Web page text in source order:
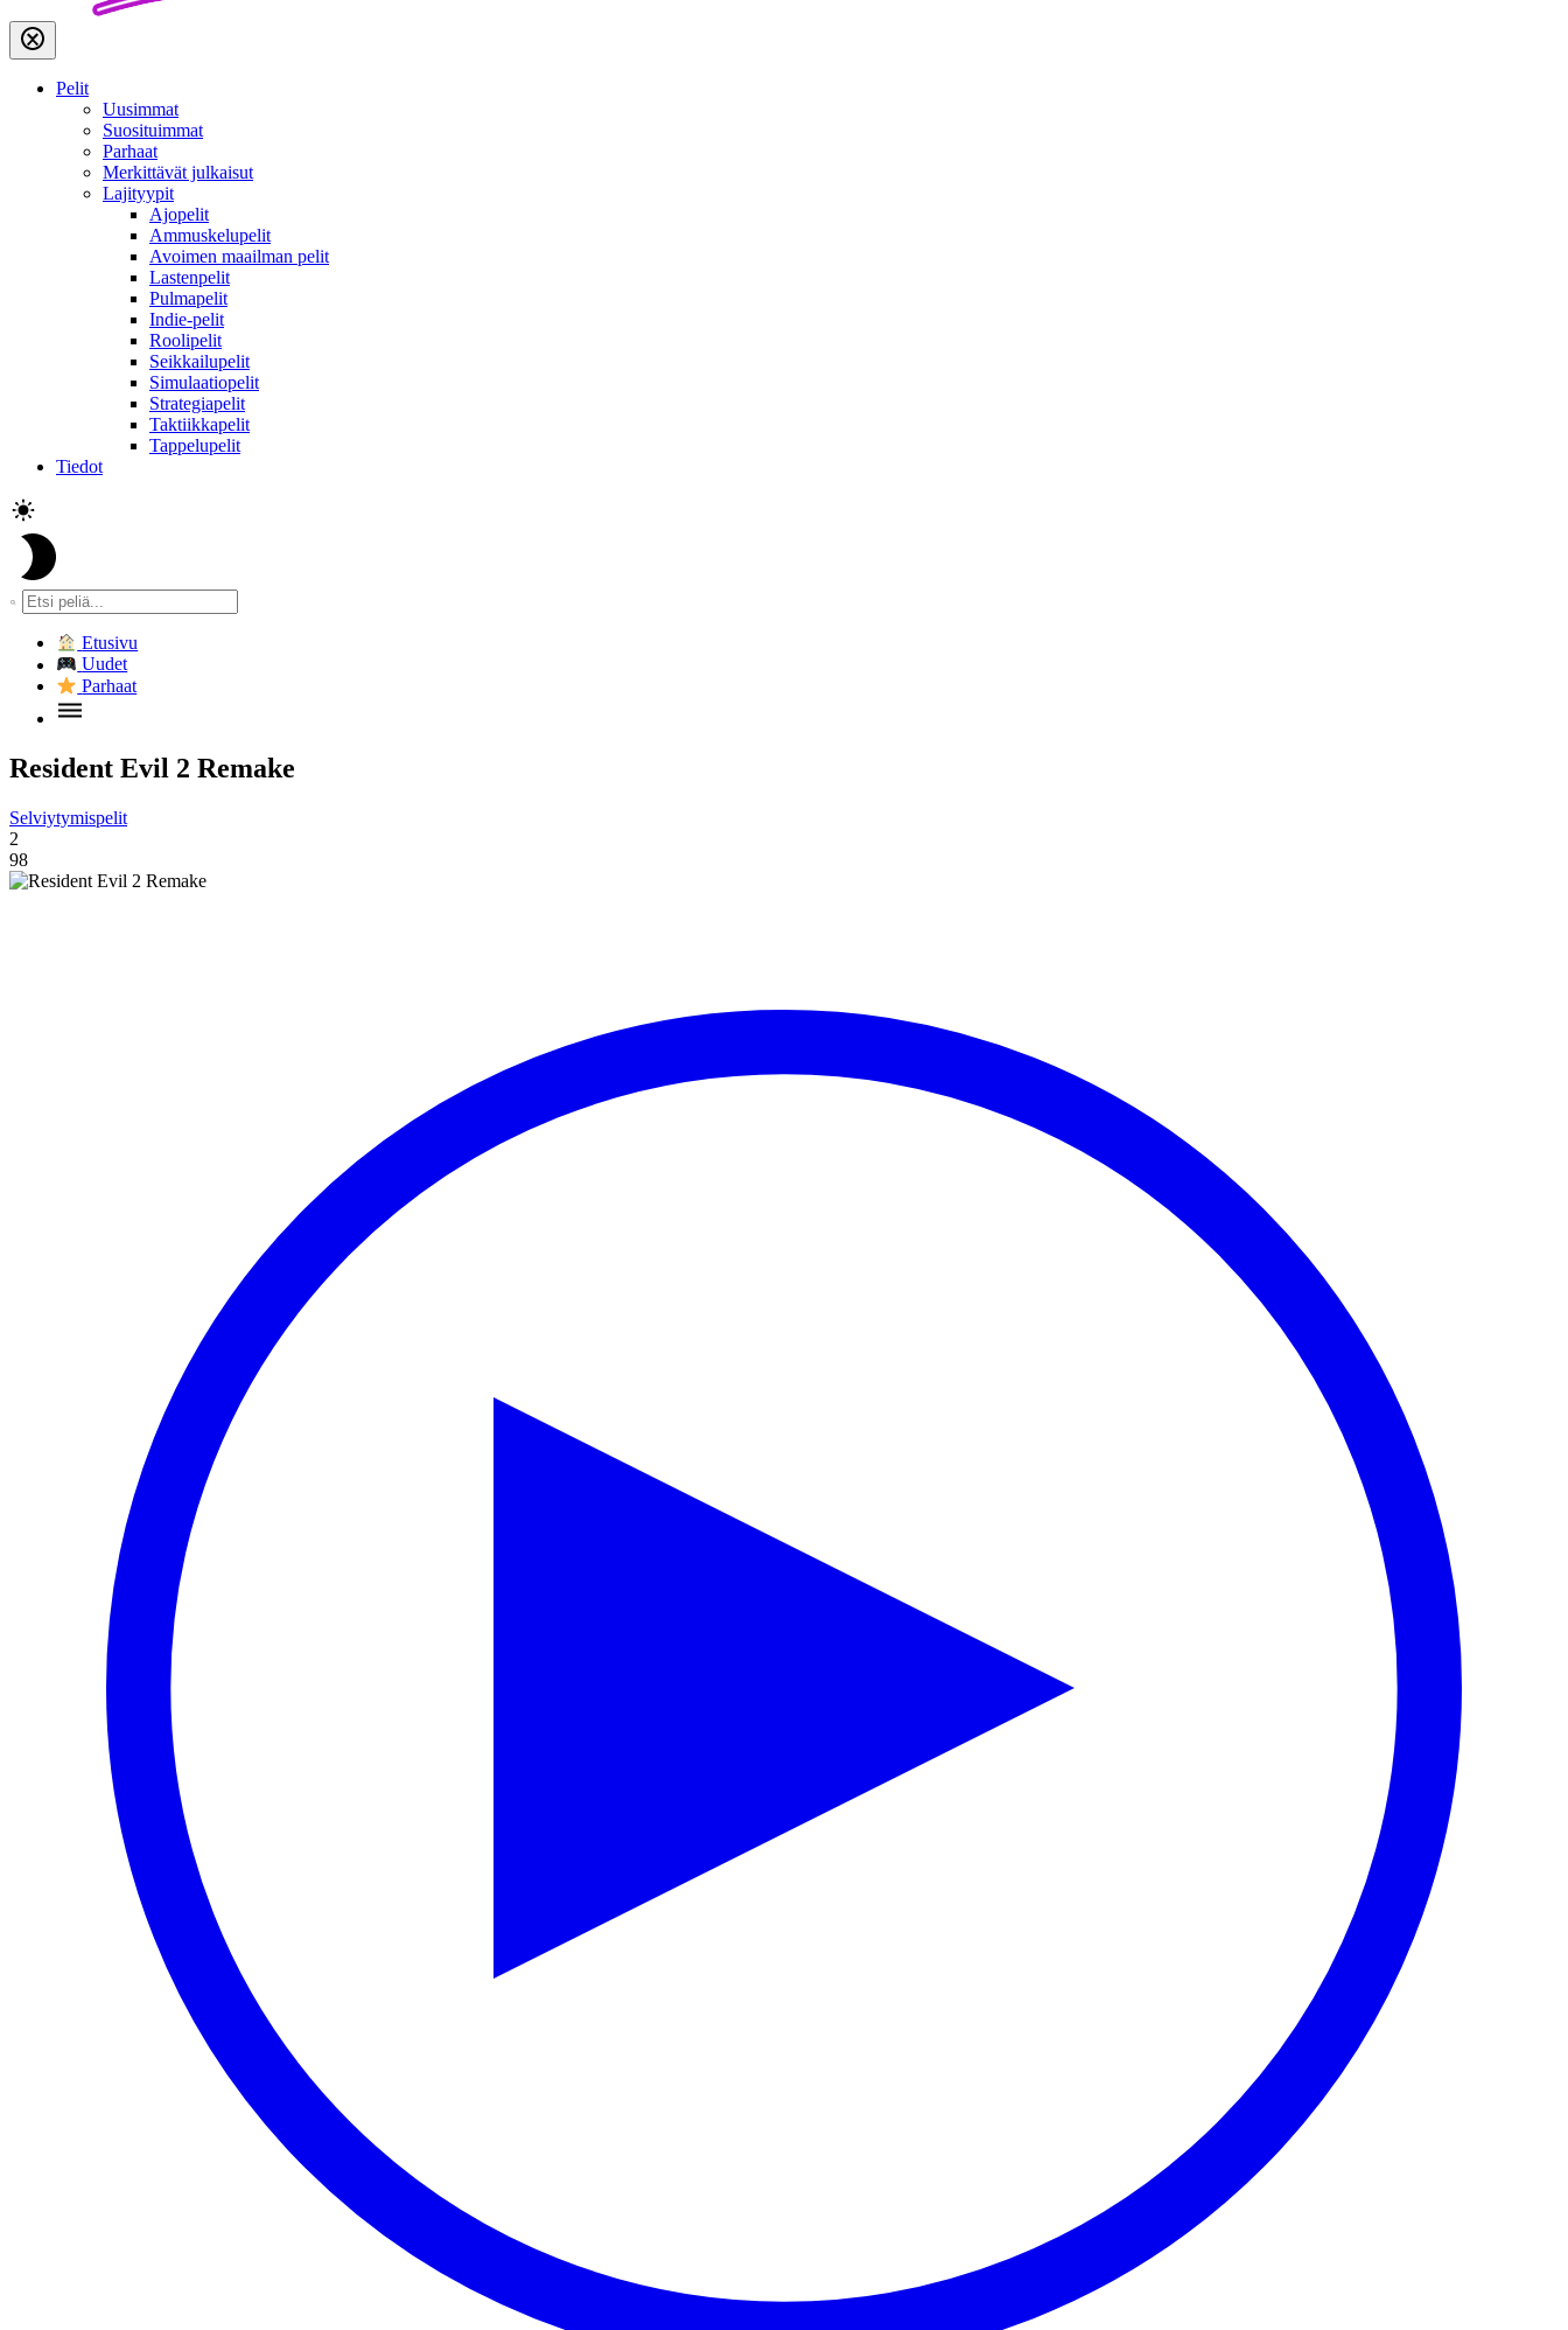
Pelit
Uusimmat
Suosituimmat
Parhaat
Merkittävät julkaisut
Lajityypit
Ajopelit
Ammuskelupelit
Avoimen maailman pelit
Lastenpelit
Pulmapelit
Indie-pelit
Roolipelit
Seikkailupelit
Simulaatiopelit
Strategiapelit
Taktiikkapelit
Tappelupelit
Tiedot
Etusivu
Uudet
Parhaat
Resident Evil 2 Remake
Selviytymispelit
2
98